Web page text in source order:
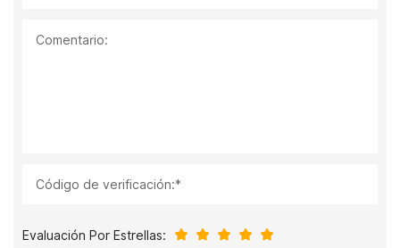
Comentario:
Código de verificación:*
Evaluación Por Estrellas: